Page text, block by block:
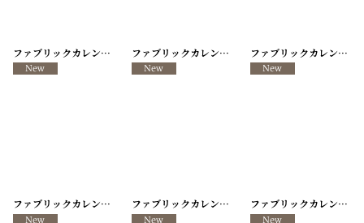
ファブリックカレンダー ・キッチンクロス リメイクパンツ/VINTAGE REMAKE PANTS ファブリックカレンダー ・キッチンクロス リメイクパンツ/VINTAGE REMAKE PANTS ファブリックカレンダー ・キッチンクロス リメイクパンツ/VINTAGE REMAKE PANTS
ファブリックカレンダー ・キッチンクロス リメイクパンツ/VINTAGE REMAKE PANTS ファブリックカレンダー ・キッチンクロス リメイクパンツ/VINTAGE REMAKE PANTS ファブリックカレンダー ・キッチンクロス リメイクパンツ/VINTAGE REMAKE PANTS